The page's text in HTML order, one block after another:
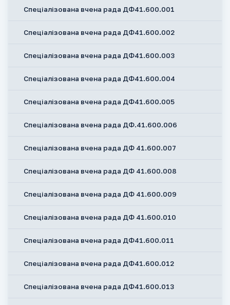
Спеціалізована вчена рада ДФ41.600.001
Спеціалізована вчена рада ДФ41.600.002
Спеціалізована вчена рада ДФ41.600.003
Спеціалізована вчена рада ДФ41.600.004
Спеціалізована вчена рада ДФ41.600.005
Спеціалізована вчена рада ДФ.41.600.006
Спеціалізована вчена рада ДФ 41.600.007
Спеціалізована вчена рада ДФ 41.600.008
Спеціалізована вчена рада ДФ 41.600.009
Спеціалізована вчена рада ДФ 41.600.010
Спеціалізована вчена рада ДФ41.600.011
Спеціалізована вчена рада ДФ41.600.012
Спеціалізована вчена рада ДФ41.600.013